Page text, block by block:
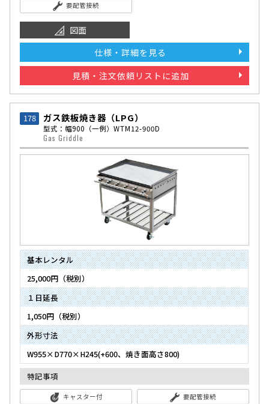
要配管接続
図面
仕様・詳細を見る
見積・注文依頼リストに追加
178 ガス鉄板焼き器（LPG）
型式：幅900 （一例）WTM12-900D
Gas Griddle
基本レンタル
25,000円（税別）
１日延長
1,050円（税別）
外形寸法
W955×D770×H245(+600、焼き面高さ800)
特記事項
キャスター付 要配管接続